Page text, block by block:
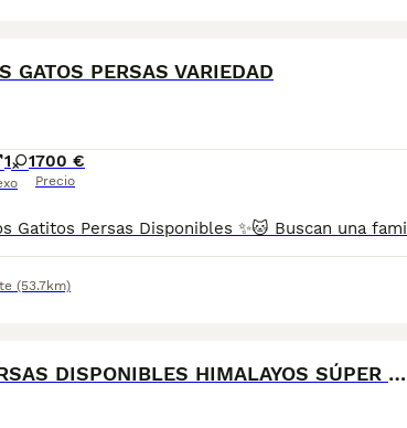
GATOS PERSAS VARIEDAD
1 1700 €
Precio
(53.7km)
GATOS PERSAS DISPONIBLES HIMALAYOS SÚPER CHATOS